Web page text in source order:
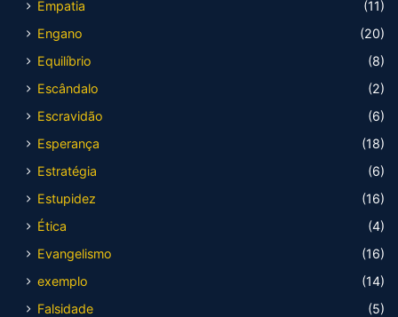
Empatia
(11)
Engano
(20)
Equilíbrio
(8)
Escândalo
(2)
Escravidão
(6)
Esperança
(18)
Estratégia
(6)
Estupidez
(16)
Ética
(4)
Evangelismo
(16)
exemplo
(14)
Falsidade
(5)